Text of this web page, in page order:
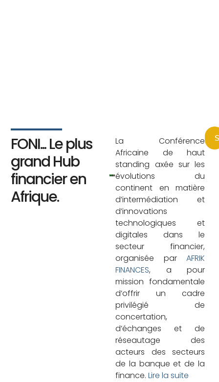
FONI... Le plus
grand Hub
financier en
Afrique.
La Conférence
Africaine de haut
standing axée sur les
évolutions du
continent en matière
d’intermédiation et
d’innovations
technologiques et
digitales dans le
secteur financier,
organisée par AFRIK
FINANCES, a pour
mission fondamentale
d’offrir un cadre
privilégié de
concertation,
d’échanges et de
réseautage des
acteurs des secteurs
de la banque et de la
finance.Lire la suite